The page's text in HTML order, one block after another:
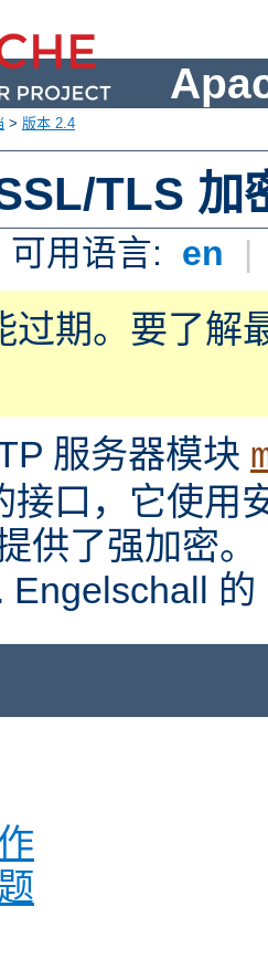
> 版本 2.4
TLS 加
可用语言: en |
过期。要了解
服务器模块
接口，它使用
供了强加密
Engelschall